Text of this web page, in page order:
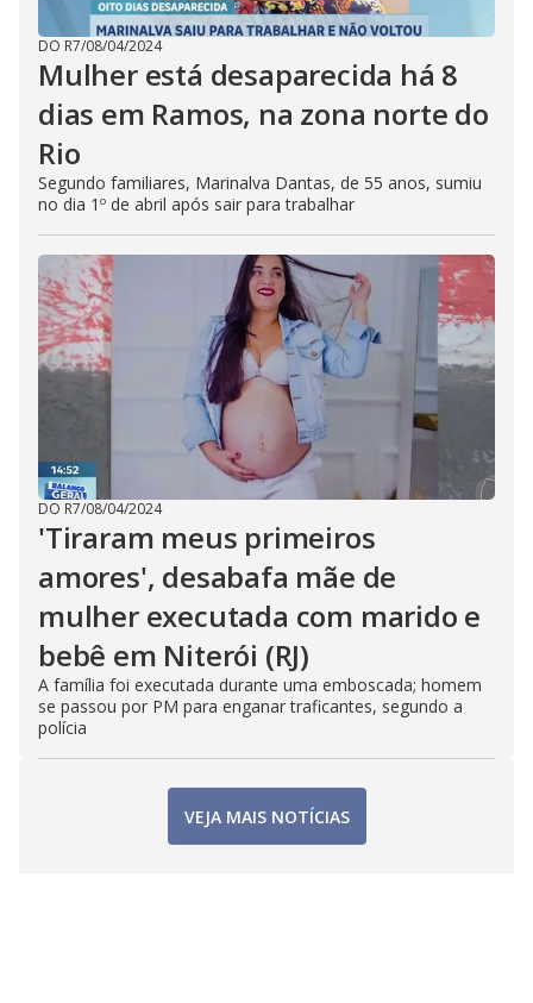
DO R7/08/04/2024
Mulher está desaparecida há 8
dias em Ramos, na zona norte do
Rio
Segundo familiares, Marinalva Dantas, de 55 anos, sumiu
no dia 1º de abril após sair para trabalhar
DO R7/08/04/2024
'Tiraram meus primeiros
amores', desabafa mãe de
mulher executada com marido e
bebê em Niterói (RJ)
A família foi executada durante uma emboscada; homem
se passou por PM para enganar traficantes, segundo a
polícia
VEJA MAIS NOTÍCIAS